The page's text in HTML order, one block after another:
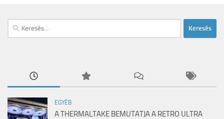
Keresés:
EGYÉB
A THERMALTAKE BEMUTATJA A RETRO ULTRA